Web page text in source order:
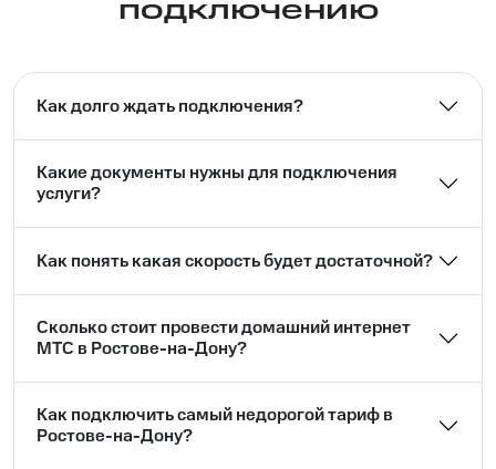
подключению
Как долго ждать подключения?
Какие документы нужны для подключения
услуги?
Как понять какая скорость будет достаточной?
Сколько стоит провести домашний интернет
МТС в Ростове-на-Дону?
Как подключить самый недорогой тариф в
Ростове-на-Дону?